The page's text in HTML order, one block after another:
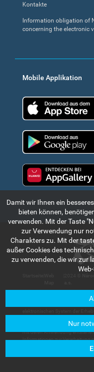
Kontakte
Information obligation of
concerning the electronic
Mobile Applikation
Die in diesem Teil des
haben rein indikativen
trägt keine Haftung für
mit deren Anwendung
Informationen zur Verarbeitung
Geschäftsbedingungen zu
Damit wir Ihnen ein
bieten können,
verwenden. Mit der Taste
zur Verwendung nur
Charakters zu. Mit der
außer Cookies des
zu verwenden, die wir zur
Nur